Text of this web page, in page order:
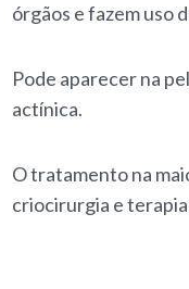
órgãos e fazem uso
Pode aparecer na
actínica.
O tratamento na
criocirurgia e